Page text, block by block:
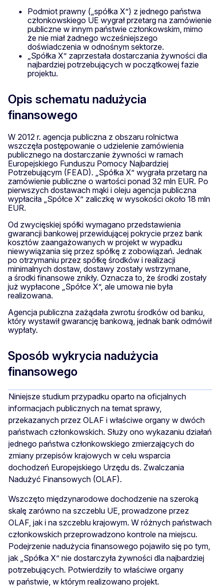
Podmiot prawny („spółka X”) z jednego państwa
członkowskiego UE wygrał przetarg na zamówienie
publiczne w innym państwie członkowskim, mimo
że nie miał żadnego wcześniejszego
doświadczenia w odnośnym sektorze.
„Spółka X” zaprzestała dostarczania żywności dla
najbardziej potrzebujących w początkowej fazie
projektu.
Opis schematu nadużycia
finansowego
W 2012 r. agencja publiczna z obszaru rolnictwa
wszczęła postępowanie o udzielenie zamówienia
publicznego na dostarczanie żywności w ramach
Europejskiego Funduszu Pomocy Najbardziej
Potrzebującym (FEAD). „Spółka X” wygrała przetarg na
zamówienie publiczne o wartości ponad 32 mln EUR. Po
pierwszych dostawach mąki i oleju agencja publiczna
wypłaciła „Spółce X” zaliczkę w wysokości około 18 mln
EUR.
Od zwycięskiej spółki wymagano przedstawienia
gwarancji bankowej przewidującej pokrycie przez bank
kosztów zaangażowanych w projekt w wypadku
niewywiązania się przez spółkę z zobowiązań. Jednak
po otrzymaniu przez spółkę środków i realizacji
minimalnych dostaw, dostawy zostały wstrzymane,
a środki finansowe znikły. Oznacza to, że środki zostały
już wypłacone „Spółce X”, ale umowa nie była
realizowana.
Agencja publiczna zażądała zwrotu środków od banku,
który wystawił gwarancję bankową, jednak bank odmówił
wypłaty.
Sposób wykrycia nadużycia
finansowego
Niniejsze studium przypadku oparto na oficjalnych
informacjach publicznych na temat sprawy,
przekazanych przez OLAF i właściwe organy w dwóch
państwach członkowskich. Służy ono wykazaniu działań
jednego państwa członkowskiego zmierzających do
zmiany przepisów krajowych w celu wsparcia
dochodzeń Europejskiego Urzędu ds. Zwalczania
Nadużyć Finansowych (OLAF).
Wszczęto międzynarodowe dochodzenie na szeroką
skalę zarówno na szczeblu UE, prowadzone przez
OLAF, jak i na szczeblu krajowym. W różnych państwach
członkowskich przeprowadzono kontrole na miejscu.
Podejrzenie nadużycia finansowego pojawiło się po tym,
jak „Spółka X” nie dostarczyła żywności dla najbardziej
potrzebujących. Potwierdziły to właściwe organy
w państwie, w którym realizowano projekt.